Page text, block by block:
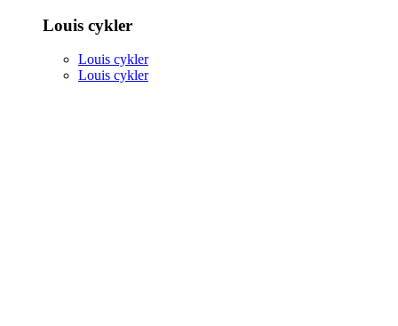
Louis cykler
Louis cykler
Louis cykler